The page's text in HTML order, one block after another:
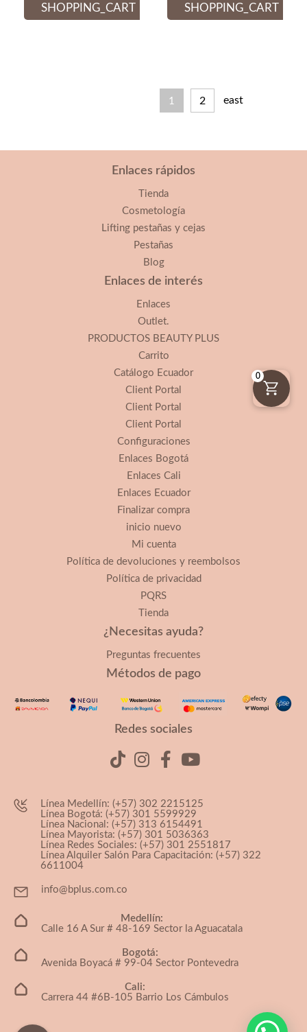
SHOPPING_CART SHOPPING_CART
1 2 east
Enlaces rápidos
Tienda
Cosmetología
Lifting pestañas y cejas
Pestañas
Blog
Enlaces de interés
Enlaces
Outlet.
PRODUCTOS BEAUTY PLUS
Carrito
Catálogo Ecuador
Client Portal
Client Portal
Client Portal
Configuraciones
Enlaces Bogotá
Enlaces Cali
Enlaces Ecuador
Finalizar compra
inicio nuevo
Mi cuenta
Política de devoluciones y reembolsos
Política de privacidad
PQRS
Tienda
¿Necesitas ayuda?
Preguntas frecuentes
Métodos de pago
Redes sociales
Línea Medellín: (+57) 302 2215125
Línea Bogotá: (+57) 301 5599929
Línea Nacional: (+57) 313 6154491
Línea Mayorista: (+57) 301 5036363
Línea Redes Sociales: (+57) 301 2551817
Línea Alquiler Salón Para Capacitación: (+57) 322
6611004
info@bplus.com.co
Medellín:
Calle 16 A Sur # 48-169 Sector la Aguacatala
Bogotá:
Avenida Boyacá # 99-04 Sector Pontevedra
Cali:
Carrera 44 #6B-105 Barrio Los Cámbulos
0